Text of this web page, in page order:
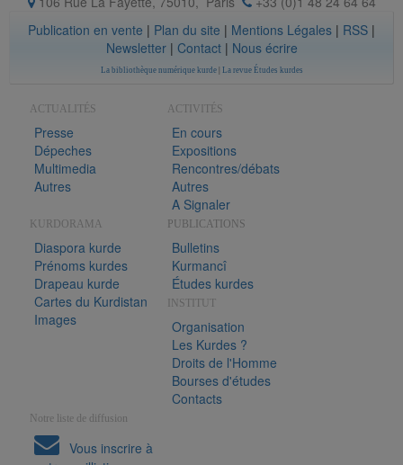
Publication en vente | Plan du site | Mentions Légales | RSS |
Newsletter| Contact| Nous écrire
La bibliothèque numérique kurde| La revue Études kurdes
ACTUALITÉS
Presse
Dépeches
Multimedia
Autres
ACTIVITÉS
En cours
Expositions
Rencontres/débats
Autres
A Signaler
KURDORAMA
Diaspora kurde
Prénoms kurdes
Drapeau kurde
Cartes du Kurdistan
Images
PUBLICATIONS
Bulletins
Kurmancî
Études kurdes
INSTITUT
Organisation
Les Kurdes ?
Droits de l'Homme
Bourses d'études
Contacts
Notre liste de diffusion
Vous inscrire à